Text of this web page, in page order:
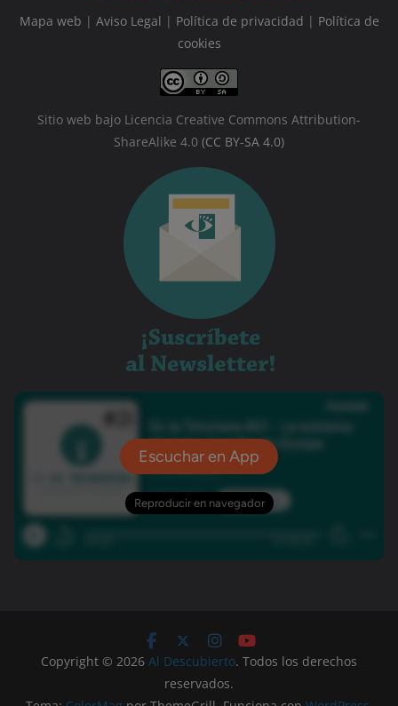
Mapa web | Aviso Legal | Política de privacidad | Política de
cookies
Sitio web bajo Licencia Creative Commons Attribution-
ShareAlike 4.0 (CC BY-SA 4.0)
Copyright © 2026 Al Descubierto. Todos los derechos
reservados.